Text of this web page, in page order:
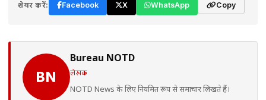
शेयर करें: Facebook X WhatsApp Copy
BN
Bureau NOTD
लेखक
NOTD News के लिए नियमित रूप से समाचार लिखते हैं।